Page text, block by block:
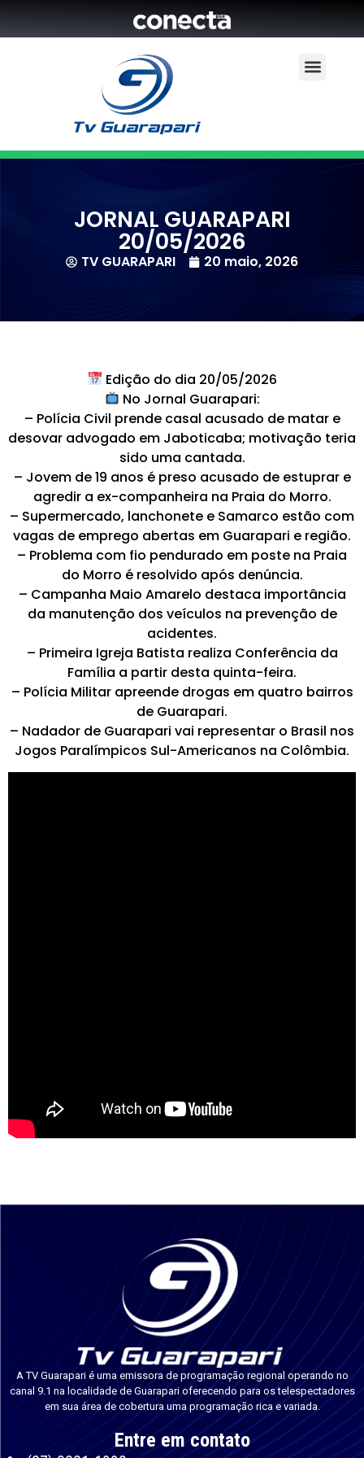
JORNAL GUARAPARI
20/05/2026
TV GUARAPARI 20 maio, 2026
Edição do dia 20/05/2026
No Jornal Guarapari:
– Polícia Civil prende casal acusado de matar e
desovar advogado em Jaboticaba; motivação teria
sido uma cantada.
– Jovem de 19 anos é preso acusado de estuprar e
agredir a ex-companheira na Praia do Morro.
– Supermercado, lanchonete e Samarco estão com
vagas de emprego abertas em Guarapari e região.
– Problema com fio pendurado em poste na Praia
do Morro é resolvido após denúncia.
– Campanha Maio Amarelo destaca importância
da manutenção dos veículos na prevenção de
acidentes.
– Primeira Igreja Batista realiza Conferência da
Família a partir desta quinta-feira.
– Polícia Militar apreende drogas em quatro bairros
de Guarapari.
– Nadador de Guarapari vai representar o Brasil nos
Jogos Paralímpicos Sul-Americanos na Colômbia.
A TV Guarapari é uma emissora de programação regional operando no
canal 9.1 na localidade de Guarapari oferecendo para os telespectadores
em sua área de cobertura uma programação rica e variada.
Entre em contato